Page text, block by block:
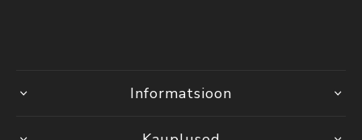
Informatsioon